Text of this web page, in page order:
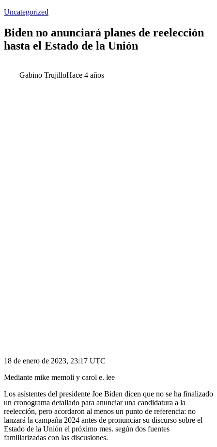
Uncategorized
Biden no anunciará planes de reelección
hasta el Estado de la Unión
Gabino TrujilloHace 4 años
18 de enero de 2023, 23:17 UTC
Mediante mike memoli y carol e. lee
Los asistentes del presidente Joe Biden dicen que no se ha finalizado
un cronograma detallado para anunciar una candidatura a la
reelección, pero acordaron al menos un punto de referencia: no
lanzará la campaña 2024 antes de pronunciar su discurso sobre el
Estado de la Unión el próximo mes. según dos fuentes
familiarizadas con las discusiones.